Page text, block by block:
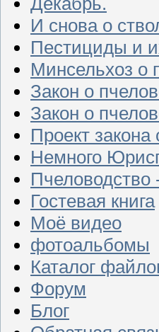
И снова о
Пестициды и
Минсельхоз о
Закон о
Закон о
Проект закона
Немного
Пчеловодство
Гостевая книга
Моё видео
фотоальбомы
Каталог
Форум
Блог